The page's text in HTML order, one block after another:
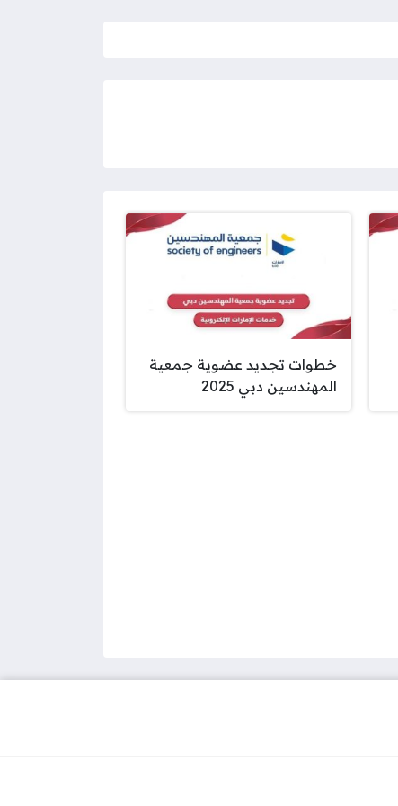
خطوات تجديد عضوية جمعية
المهندسين دبي 2025